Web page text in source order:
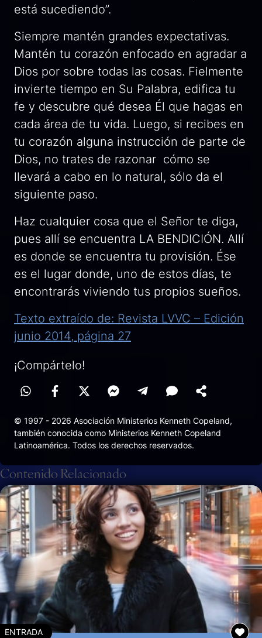
está sucediendo”.
Siempre mantén grandes expectativas.
Mantén tu corazón enfocado en agradar a
Dios por sobre todas las cosas. Fielmente
invierte tiempo en Su Palabra, edifica tu
fe y descubre qué desea Él que hagas en
cada área de tu vida. Luego, si recibes en
tu corazón alguna instrucción de parte de
Dios, no trates de razonar cómo se
llevará a cabo en lo natural, sólo da el
siguiente paso.
Haz cualquier cosa que el Señor te diga,
pues allí se encuentra LA BENDICIÓN. Allí
es donde se encuentra tu provisión. Ése
es el lugar donde, uno de estos días, te
encontrarás viviendo tus propios sueños.
Texto extraído de: Revista LVVC – Edición
junio 2014, página 27
¡Compártelo!
© 1997 - 2026 Asociación Ministerios Kenneth Copeland,
también conocida como Ministerios Kenneth Copeland
Latinoamérica. Todos los derechos reservados.
Contenido Relacionado
ENTRADA